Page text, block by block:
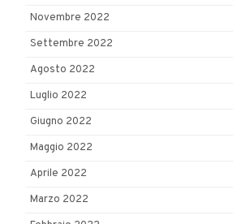
Novembre 2022
Settembre 2022
Agosto 2022
Luglio 2022
Giugno 2022
Maggio 2022
Aprile 2022
Marzo 2022